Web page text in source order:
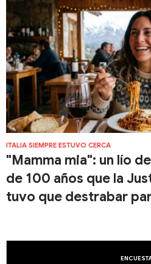
ITALIA SIEMPRE ESTUVO CERCA
"Mamma mia": un lío
de 100 años que la
tuvo que destrabar